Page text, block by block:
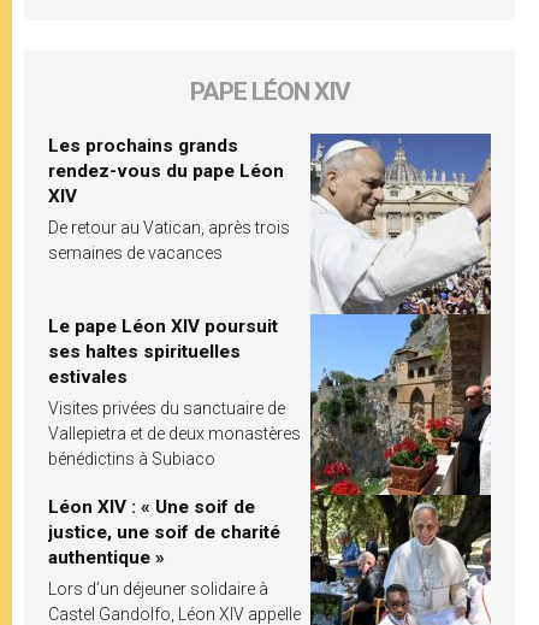
PAPE LÉON XIV
Les prochains grands
rendez-vous du pape Léon
XIV
De retour au Vatican, après trois
semaines de vacances
Le pape Léon XIV poursuit
ses haltes spirituelles
estivales
Visites privées du sanctuaire de
Vallepietra et de deux monastères
bénédictins à Subiaco
Léon XIV : « Une soif de
justice, une soif de charité
authentique »
Lors d’un déjeuner solidaire à
Castel Gandolfo, Léon XIV appelle